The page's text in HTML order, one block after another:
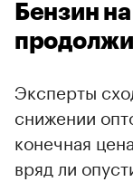
Бензин
Эксперты
снижении
конечная
вряд ли